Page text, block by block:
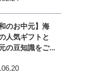
和のお中元】海
人気ギフトと
の豆知識をご...